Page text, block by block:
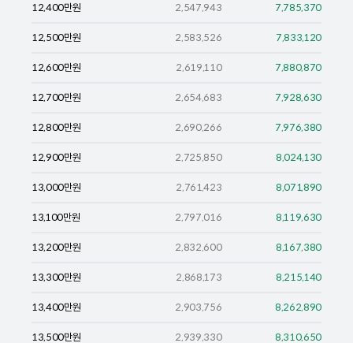
12,400만원 2,547,943 7,785,370
12,500만원 2,583,526 7,833,120
12,600만원 2,619,110 7,880,870
12,700만원 2,654,683 7,928,630
12,800만원 2,690,266 7,976,380
12,900만원 2,725,850 8,024,130
13,000만원 2,761,423 8,071,890
13,100만원 2,797,016 8,119,630
13,200만원 2,832,600 8,167,380
13,300만원 2,868,173 8,215,140
13,400만원 2,903,756 8,262,890
13,500만원 2,939,330 8,310,650